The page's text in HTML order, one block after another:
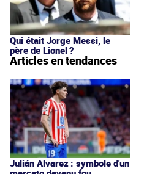
Qui était Jorge Messi, le
père de Lionel ?
Articles en tendances
Julián Alvarez : symbole d'un